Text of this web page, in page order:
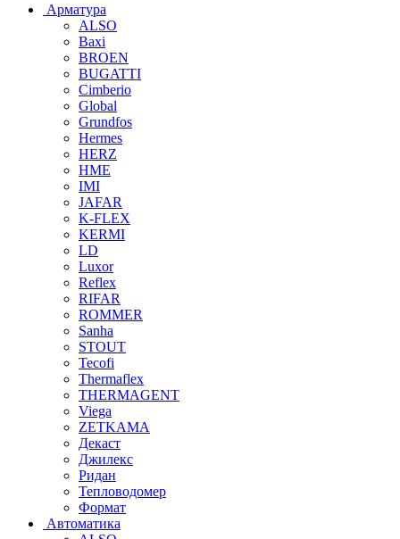
Арматура
ALSO
Baxi
BROEN
BUGATTI
Cimberio
Global
Grundfos
Hermes
HERZ
HME
IMI
JAFAR
K-FLEX
KERMI
LD
Luxor
Reflex
RIFAR
ROMMER
Sanha
STOUT
Tecofi
Thermaflex
THERMAGENT
Viega
ZETKAMA
Декаст
Джилекс
Ридан
Тепловодомер
Формат
Автоматика